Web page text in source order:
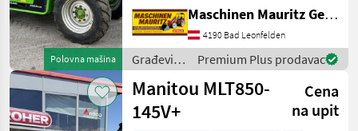
Polovna mašina
Werkzeugverriegelung, 4
Zylinder Deutz Motor mit
Turbo, Breitreifen,
Hydrostatischer
Fahrantrieb mit Kardanwe
Maschinen Mauritz GesmbH
4190 Bad Leonfelden
Građevinski
strojevi /
Merlo
Premium Plus prodavac
Manitou MLT850-
145V+
Cena
na upit